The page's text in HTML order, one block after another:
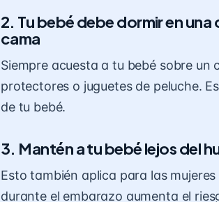
2. Tu bebé debe dormir en
cama
Siempre acuesta a tu bebé sobre
protectores o juguetes de peluche.
de tu bebé.
3. Mantén a tu bebé lejos del
Esto también aplica para las
durante el embarazo aumenta el